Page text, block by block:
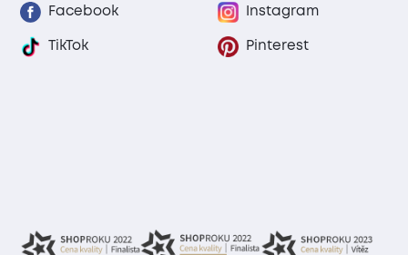
Facebook Instagram
TikTok Pinterest